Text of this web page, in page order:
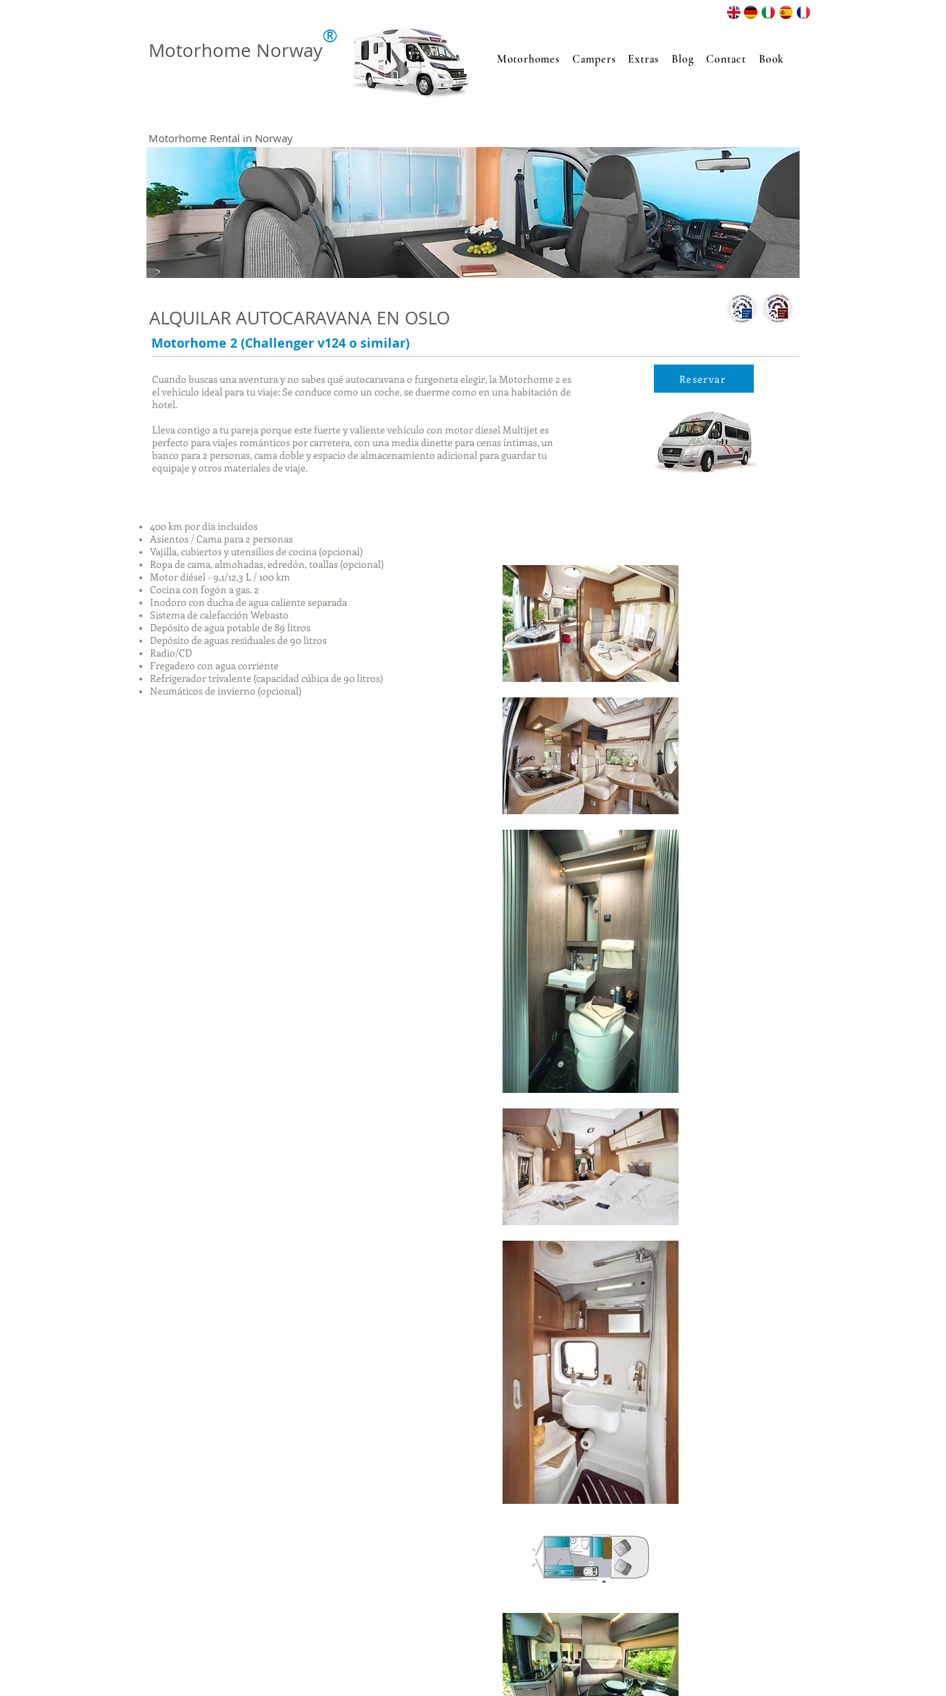
®
Motorhome Norway Motorhomes Campers Extras Blog Contact Book
Motorhome Rental in Norway
ALQUILAR AUTOCARAVANA EN OSLO
Motorhome 2 (Challenger v124 o similar)
Cuando buscas una aventura y no sabes qué autocaravana o furgoneta elegir, la Motorhome 2 es
el vehículo ideal para tu viaje: Se conduce como un coche, se duerme como en una habitación de
hotel.
Lleva contigo a tu pareja porque este fuerte y valiente vehículo con motor diesel Multijet es
perfecto para viajes románticos por carretera, con una media dinette para cenas íntimas, un
banco para 2 personas, cama doble y espacio de almacenamiento adicional para guardar tu
equipaje y otros materiales de viaje.
Reservar
400 km por día incluidos
Asientos / Cama para 2 personas
Vajilla, cubiertos y utensilios de cocina (opcional)
Ropa de cama, almohadas, edredón, toallas (opcional)
Motor diésel - 9,1/12,3 L / 100 km
Cocina con fogón a gas. 2
Inodoro con ducha de agua caliente separada
Sistema de calefacción Webasto
Depósito de agua potable de 89 litros
Depósito de aguas residuales de 90 litros
Radio/CD
Fregadero con agua corriente
Refrigerador trivalente (capacidad cúbica de 90 litros)
Neumáticos de invierno (opcional)